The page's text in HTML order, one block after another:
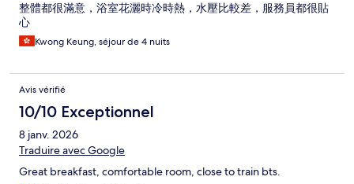
整體都很滿意，浴室花灑時冷時熱，水壓比較差，服務員都很貼
心
Kwong Keung, séjour de 4 nuits
Avis vérifié
10/10 Exceptionnel
8 janv. 2026
Traduire avec Google
Great breakfast, comfortable room, close to train bts.